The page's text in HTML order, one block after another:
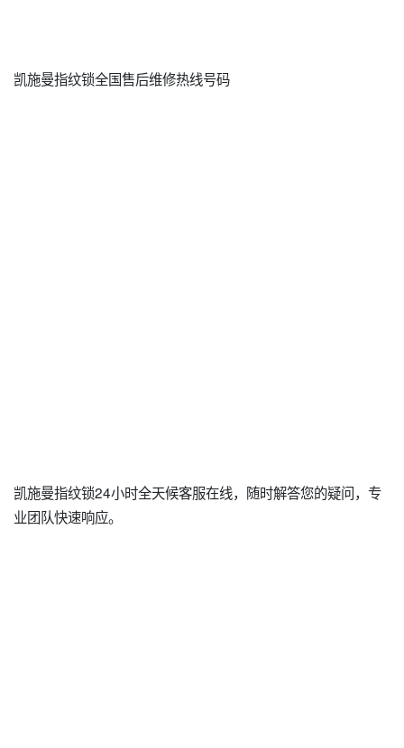
凯施曼指纹锁全国售后维修热线号码
凯施曼指纹锁24小时全天候客服在线，随时解答您的疑问，专
业团队快速响应。